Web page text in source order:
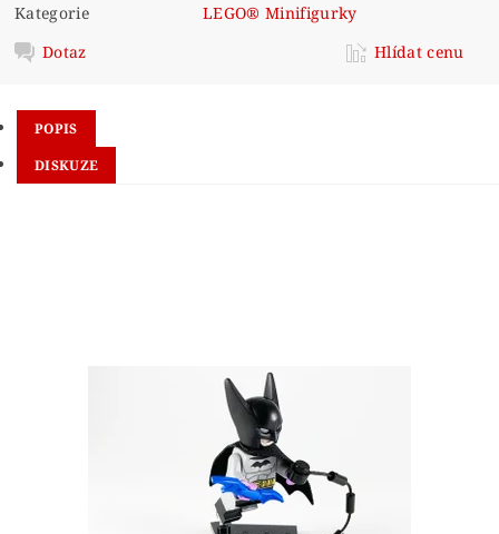
Kategorie
LEGO® Minifigurky
Dotaz
Hlídat cenu
POPIS
DISKUZE